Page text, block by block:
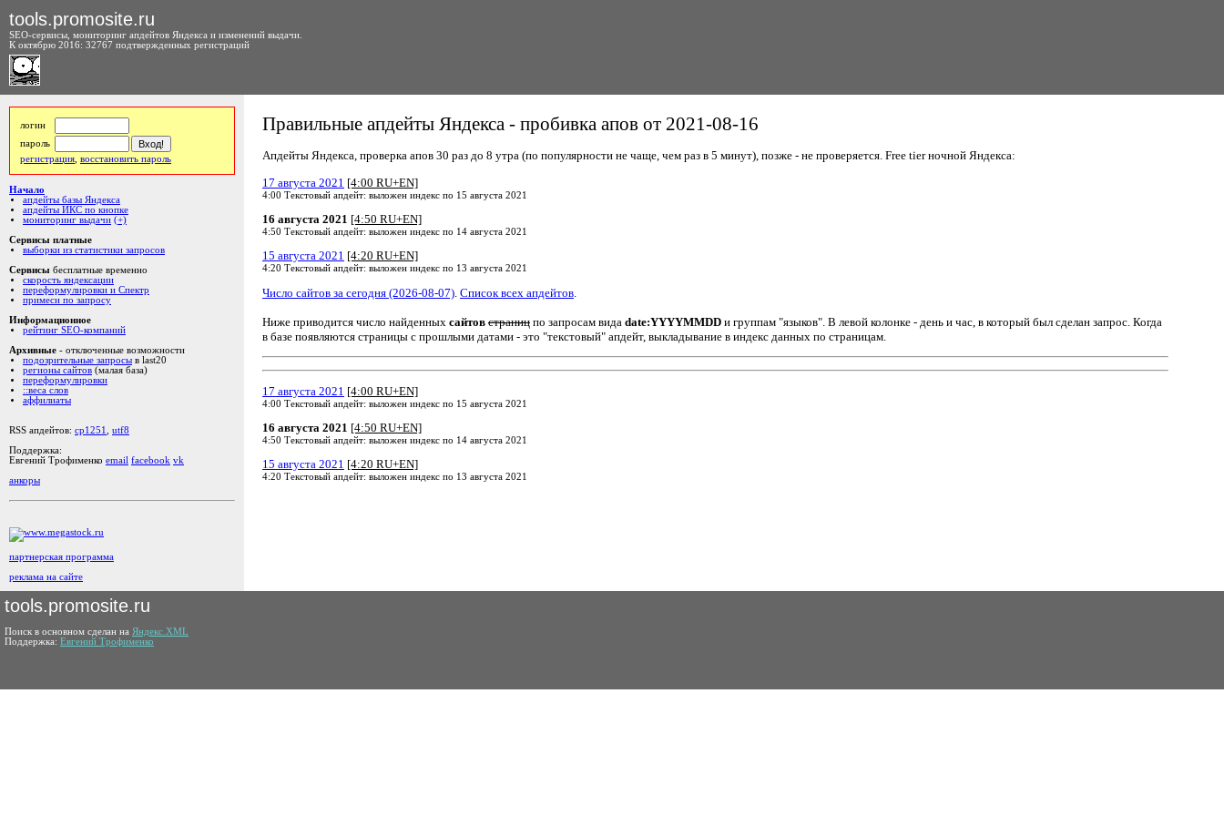
tools.promosite.ru
SEO-сервисы, мониторинг апдейтов Яндекса и изменений выдачи.
К октябрю 2016: 32767 подтвержденных регистраций
логин
пароль
регистрация восстановить пароль
Начало
апдейты базы Яндекса
апдейты ИКС по кнопке
мониторинг выдачи (+)
Сервисы платные
выборки из статистики запросов
Сервисы бесплатные временно
скорость яндексации
переформулировки и Спектр
примеси по запросу
Информационное
рейтинг SEO-компаний
Архивные - отключенные возможности
подозрительные запросы в last20
регионы сайтов (малая база)
переформулировки
::веса слов
аффилиаты
RSS апдейтов: cp1251
utf8
Поддержка:
Евгений Трофименко email facebook vk
анкоры
партнерская программа
реклама на сайте
Правильные апдейты Яндекса - пробивка апов от 2021-08-16
Апдейты Яндекса, проверка апов 30 раз до 8 утра (по популярности не чаще, чем раз в 5 минут), позже - не проверяется. Free tier ночной Яндекса:
17 августа 2021 [4:00 RU+EN]
4:00 Текстовый апдейт: выложен индекс по 15 августа 2021
16 августа 2021 [4:50 RU+EN]
4:50 Текстовый апдейт: выложен индекс по 14 августа 2021
15 августа 2021 [4:20 RU+EN]
4:20 Текстовый апдейт: выложен индекс по 13 августа 2021
Число сайтов за сегодня (2026-08-07) Список всех апдейтов
Ниже приводится число найденных сайтов страниц по запросам вида date:YYYYMMDD и группам "языков". В левой колонке - день и час, в который был сделан запрос. Когда
в базе появляются страницы с прошлыми датами - это "текстовый" апдейт, выкладывание в индекс данных по страницам.
17 августа 2021 [4:00 RU+EN]
4:00 Текстовый апдейт: выложен индекс по 15 августа 2021
16 августа 2021 [4:50 RU+EN]
4:50 Текстовый апдейт: выложен индекс по 14 августа 2021
15 августа 2021 [4:20 RU+EN]
4:20 Текстовый апдейт: выложен индекс по 13 августа 2021
tools.promosite.ru
Поиск в основном сделан на Яндекс.XML
Поддержка: Евгений Трофименко